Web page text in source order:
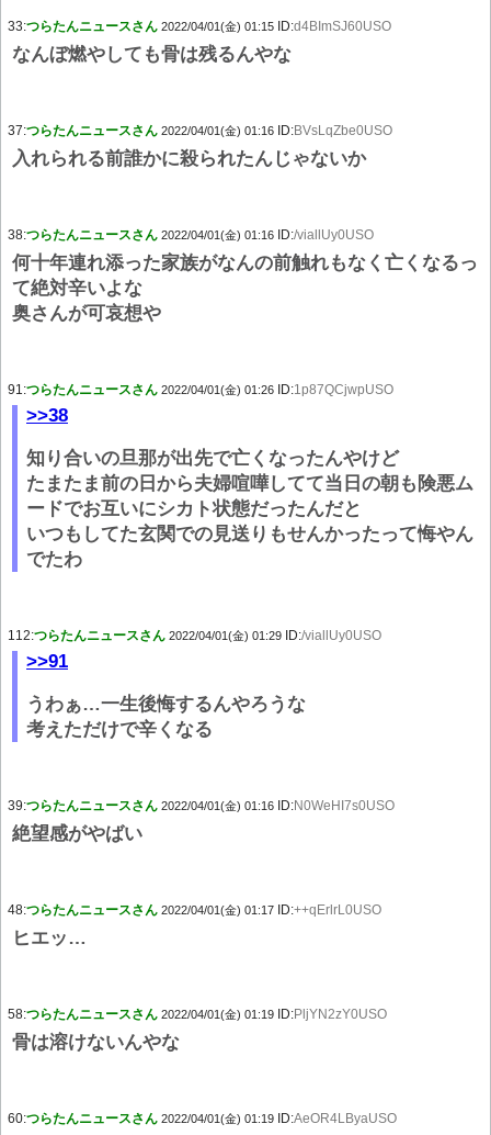
33:つらたんニュースさん 2022/04/01(金) 01:15 ID:d4BImSJ60USO
なんぼ燃やしても骨は残るんやな
37:つらたんニュースさん 2022/04/01(金) 01:16 ID:BVsLqZbe0USO
入れられる前誰かに殺られたんじゃないか
38:つらたんニュースさん 2022/04/01(金) 01:16 ID:/viallUy0USO
何十年連れ添った家族がなんの前触れもなく亡くなるっ
て絶対辛いよな
奥さんが可哀想や
91:つらたんニュースさん 2022/04/01(金) 01:26 ID:1p87QCjwpUSO
>>38
知り合いの旦那が出先で亡くなったんやけど
たまたま前の日から夫婦喧嘩してて当日の朝も険悪ム
ードでお互いにシカト状態だったんだと
いつもしてた玄関での見送りもせんかったって悔やん
でたわ
112:つらたんニュースさん 2022/04/01(金) 01:29 ID:/viallUy0USO
>>91
うわぁ…一生後悔するんやろうな
考えただけで辛くなる
39:つらたんニュースさん 2022/04/01(金) 01:16 ID:N0WeHI7s0USO
絶望感がやばい
48:つらたんニュースさん 2022/04/01(金) 01:17 ID:++qErlrL0USO
ヒエッ…
58:つらたんニュースさん 2022/04/01(金) 01:19 ID:PljYN2zY0USO
骨は溶けないんやな
60:つらたんニュースさん 2022/04/01(金) 01:19 ID:AeOR4LByaUSO